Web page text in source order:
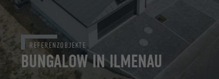
BUNGALOW IN ILMENAU
REFERENZOBJEKTE